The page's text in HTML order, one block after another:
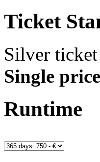
Ticket
Silver ticket
Single
Runtime